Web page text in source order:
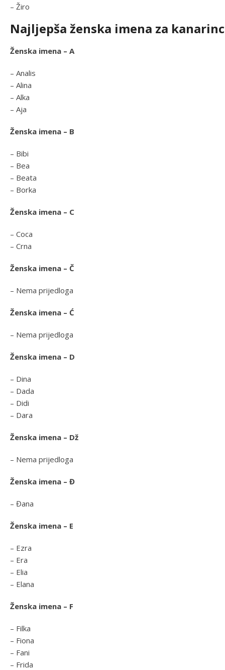
– Žiro
Najljepša ženska imena za
Ženska imena – A
– Analis
– Alina
– Alka
– Aja
Ženska imena – B
– Bibi
– Bea
– Beata
– Borka
Ženska imena – C
– Coca
– Crna
Ženska imena – Č
– Nema prijedloga
Ženska imena – Ć
– Nema prijedloga
Ženska imena – D
– Dina
– Dada
– Didi
– Dara
Ženska imena – Dž
– Nema prijedloga
Ženska imena – Đ
– Đana
Ženska imena – E
– Ezra
– Era
– Elia
– Elana
Ženska imena – F
– Filka
– Fiona
– Fani
– Frida